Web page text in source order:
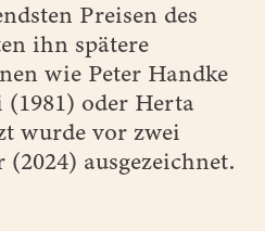
Preisen des
ihn spätere
wie Peter Handke
(1981) oder Herta
wurde vor zwei
ausgezeichnet.